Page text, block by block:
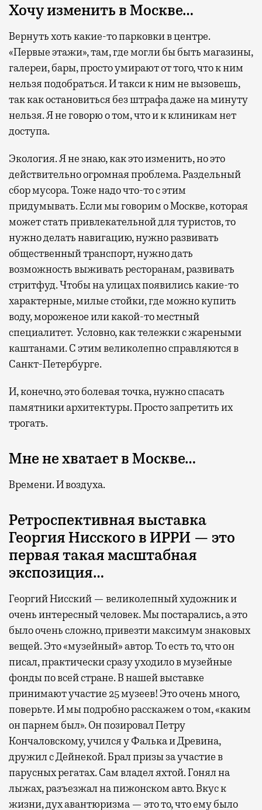
Хочу изменить в Москве…
Вернуть хоть какие-то парковки в центре.
«Первые этажи», там, где могли бы быть магазины,
галереи, бары, просто умирают от того, что к ним
нельзя подобраться. И такси к ним не вызовешь,
так как остановиться без штрафа даже на минуту
нельзя. Я не говорю о том, что и к клиникам нет
доступа.
Экология. Я не знаю, как это изменить, но это
действительно огромная проблема. Раздельный
сбор мусора. Тоже надо что-то с этим
придумывать. Если мы говорим о Москве, которая
может стать привлекательной для туристов, то
нужно делать навигацию, нужно развивать
общественный транспорт, нужно дать
возможность выживать ресторанам, развивать
стритфуд. Чтобы на улицах появились какие-то
характерные, милые стойки, где можно купить
воду, мороженое или какой-то местный
специалитет. Условно, как тележки с жареными
каштанами. С этим великолепно справляются в
Санкт-Петербурге.
И, конечно, это болевая точка, нужно спасать
памятники архитектуры. Просто запретить их
трогать.
Мне не хватает в Москве…
Времени. И воздуха.
Ретроспективная выставка
Георгия Нисского в ИРРИ — это
первая такая масштабная
экспозиция…
Георгий Нисский — великолепный художник и
очень интересный человек. Мы постарались, а это
было очень сложно, привезти максимум знаковых
вещей. Это «музейный» автор. То есть то, что он
писал, практически сразу уходило в музейные
фонды по всей стране. В нашей выставке
принимают участие 25 музеев! Это очень много,
поверьте. И мы подробно расскажем о том, «каким
он парнем был». Он позировал Петру
Кончаловскому, учился у Фалька и Древина,
дружил с Дейнекой. Брал призы за участие в
парусных регатах. Сам владел яхтой. Гонял на
лыжах, разъезжал на пижонском авто. Вкус к
жизни, дух авантюризма — это то, что ему было